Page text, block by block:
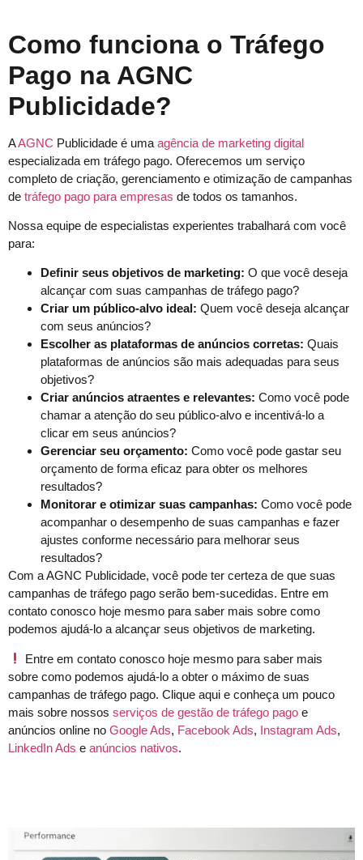
Como funciona o Tráfego
Pago na AGNC
Publicidade?
AAGNC Publicidade é uma agência de marketing digital
especializada em tráfego pago. Oferecemos um serviço
completo de criação, gerenciamento e otimização de campanhas
de tráfego pago para empresas de todos os tamanhos.
Nossa equipe de especialistas experientes trabalhará com você
para:
Definir seus objetivos de marketing: O que você deseja
alcançar com suas campanhas de tráfego pago?
Criar um público-alvo ideal: Quem você deseja alcançar
com seus anúncios?
Escolher as plataformas de anúncios corretas: Quais
plataformas de anúncios são mais adequadas para seus
objetivos?
Criar anúncios atraentes e relevantes: Como você pode
chamar a atenção do seu público-alvo e incentivá-lo a
clicar em seus anúncios?
Gerenciar seu orçamento: Como você pode gastar seu
orçamento de forma eficaz para obter os melhores
resultados?
Monitorar e otimizar suas campanhas: Como você pode
acompanhar o desempenho de suas campanhas e fazer
ajustes conforme necessário para melhorar seus
resultados?
Com a AGNC Publicidade, você pode ter certeza de que suas
campanhas de tráfego pago serão bem-sucedidas. Entre em
contato conosco hoje mesmo para saber mais sobre como
podemos ajudá-lo a alcançar seus objetivos de marketing.
Entre em contato conosco hoje mesmo para saber mais
sobre como podemos ajudá-lo a obter o máximo de suas
campanhas de tráfego pago. Clique aqui e conheça um pouco
mais sobre nossos serviços de gestão de tráfego pago e
anúncios online no Google Ads, Facebook Ads, Instagram Ads,
LinkedIn Ads e anúncios nativos.